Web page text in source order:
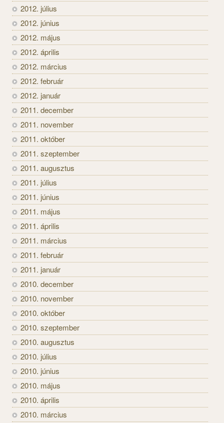
2012. július
2012. június
2012. május
2012. április
2012. március
2012. február
2012. január
2011. december
2011. november
2011. október
2011. szeptember
2011. augusztus
2011. július
2011. június
2011. május
2011. április
2011. március
2011. február
2011. január
2010. december
2010. november
2010. október
2010. szeptember
2010. augusztus
2010. július
2010. június
2010. május
2010. április
2010. március